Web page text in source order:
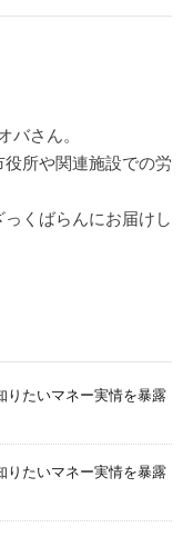
バさん。
所や関連施設での労
くばらんにお届けし
りたいマネー実情を暴露
りたいマネー実情を暴露